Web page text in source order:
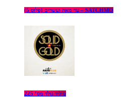
עד מאה ועשרים (פלוס 5) – SATCHMO
סוליד גולד מס’ 225